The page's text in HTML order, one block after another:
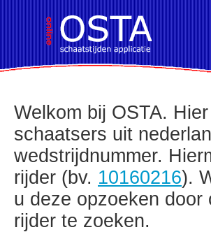
!DOCTYPE HTML
Welkom bij OSTA.
schaatsers uit
wedstrijdnummer.
rijder (bv. 10160216).
u deze opzoeken
rijder te zoeken.